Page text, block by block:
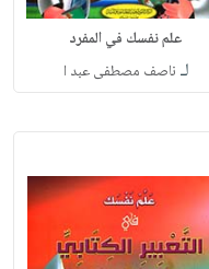
علم نفسك في المفرد
لـ ناصف مصطفى عبد ا